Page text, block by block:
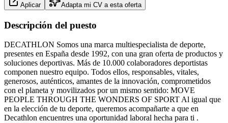
Aplicar Adapta mi CV a esta oferta
Descripción del puesto
DECATHLON Somos una marca multiespecialista de deporte,
presentes en España desde 1992, con una gran oferta de productos y
soluciones deportivas. Más de 10.000 colaboradores deportistas
componen nuestro equipo. Todos ellos, responsables, vitales,
generosos, auténticos, amantes de la innovación, comprometidos
con el planeta y movilizados por un mismo sentido: MOVE
PEOPLE THROUGH THE WONDERS OF SPORT Al igual que
en la elección de tu deporte, queremos acompañarte a que en
Decathlon encuentres una oportunidad laboral hecha para ti .